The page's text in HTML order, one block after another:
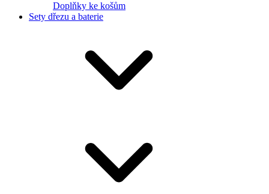
Doplňky ke košům
Sety dřezu a baterie